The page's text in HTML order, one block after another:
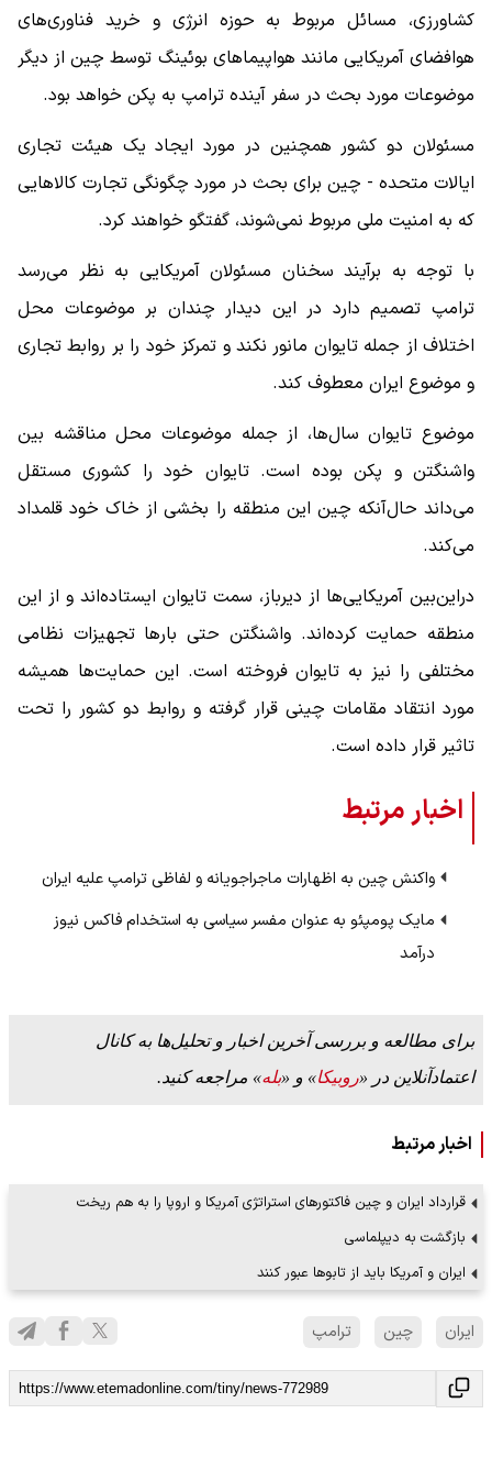
کشاورزی، مسائل مربوط به حوزه انرژی و خرید فناوری‌های
هوافضای آمریکایی مانند هواپیماهای بوئینگ توسط چین از دیگر
موضوعات مورد بحث در سفر آینده ترامپ به پکن خواهد بود.
مسئولان دو کشور همچنین در مورد ایجاد یک هیئت تجاری
ایالات متحده - چین برای بحث در مورد چگونگی تجارت کالاهایی
که به امنیت ملی مربوط نمی‌شوند، گفتگو خواهند کرد.
با توجه به برآیند سخنان مسئولان آمریکایی به نظر می‌رسد
ترامپ تصمیم دارد در این دیدار چندان بر موضوعات محل
اختلاف از جمله تایوان مانور نکند و تمرکز خود را بر روابط تجاری
و موضوع ایران معطوف کند.
موضوع تایوان سال‌ها، از جمله موضوعات محل مناقشه بین
واشنگتن و پکن بوده است. تایوان خود را کشوری مستقل
می‌داند حال‌آنکه چین این منطقه را بخشی از خاک خود قلمداد
می‌کند.
دراین‌بین آمریکایی‌ها از دیرباز، سمت تایوان ایستاده‌اند و از این
منطقه حمایت کرده‌اند. واشنگتن حتی بارها تجهیزات نظامی
مختلفی را نیز به تایوان فروخته است. این حمایت‌ها همیشه
مورد انتقاد مقامات چینی قرار گرفته و روابط دو کشور را تحت
تاثیر قرار داده است.
اخبار مرتبط
واکنش چین به اظهارات ماجراجویانه و لفاظی ترامپ علیه ایران
مایک پومپئو به عنوان مفسر سیاسی به استخدام فاکس نیوز
درآمد
برای مطالعه و بررسی آخرین اخبار و تحلیل‌ها به کانال
اعتمادآنلاین در «روبیکا» و «بله» مراجعه کنید.
اخبار مرتبط
قرارداد ایران و چین فاکتورهای استراتژی آمریکا و اروپا را به هم ریخت
‌بازگشت به دیپلماسی
ایران و آمریکا باید از تابوها عبور کنند
ایران چین ترامپ